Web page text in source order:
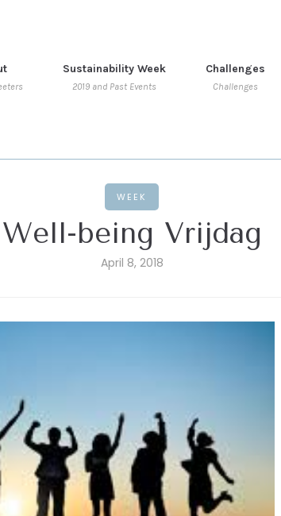
Sustainability Week
2019 and Past Events
Challenges
Challenges
WEEK
Well-being Vrijdag
April 8, 2018